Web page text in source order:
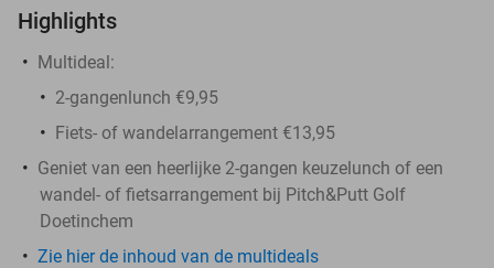
Highlights
Multideal:
2-gangenlunch €9,95
Fiets- of wandelarrangement €13,95
Geniet van een heerlijke 2-gangen keuzelunch of een
wandel- of fietsarrangement bij Pitch&Putt Golf
Doetinchem
Zie hier de inhoud van de multideals